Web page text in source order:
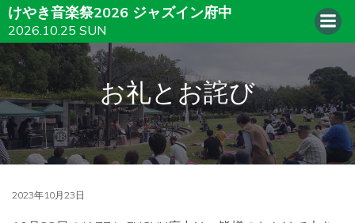
けやき音楽祭2026 ジャズイン府中
2026.10.25 SUN
お礼とお詫び
2023年10月23日